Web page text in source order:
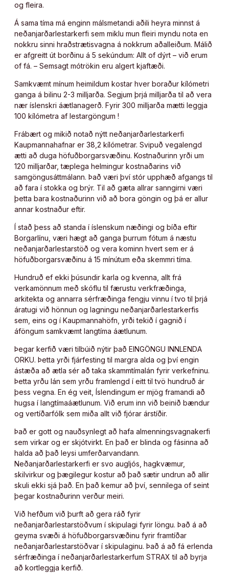
og fleira.
Á sama tíma má enginn málsmetandi aðili heyra minnst á
neðanjarðarlestarkerfi sem miklu mun fleiri myndu nota en
nokkru sinni hraðstrætisvagna á nokkrum aðalleiðum. Málið
er afgreitt út borðinu á 5 sekúndum: Allt of dýrt – við erum
of fá. – Semsagt mótrökin eru algert kjaftæði.
Samkvæmt mínum heimildum kostar hver boraður kílómetri
ganga á bilinu 2-3 milljarða. Segjum þrjá milljarða til að vera
nær íslenskri áætlanagerð. Fyrir 300 milljarða mætti leggja
100 kílómetra af lestargöngum !
Frábært og mikið notað nýtt neðanjarðarlestarkerfi
Kaupmannahafnar er 38,2 kílómetrar. Svipuð vegalengd
ætti að duga höfuðborgarsvæðinu. Kostnaðurinn yrði um
120 milljarðar, tæplega helmingur kostnaðarins við
samgöngusáttmálann. Það væri því stór upphæð afgangs til
að fara í stokka og brýr. Til að gæta allrar sanngirni væri
þetta bara kostnaðurinn við að bora göngin og þá er allur
annar kostnaður eftir.
Í stað þess að standa í íslenskum næðingi og bíða eftir
Borgarlínu, væri hægt að ganga þurrum fótum á næstu
neðanjarðarlestarstöð og vera kominn hvert sem er á
höfuðborgarsvæðinu á 15 mínútum eða skemmri tíma.
Hundruð ef ekki þúsundir karla og kvenna, allt frá
verkamönnum með skóflu til færustu verkfræðinga,
arkitekta og annarra sérfræðinga fengju vinnu í tvo til þrjá
áratugi við hönnun og lagningu neðanjarðarlestarkerfis
sem, eins og í Kaupmannahöfn, yrði tekið í gagnið í
áföngum samkvæmt langtíma áætlunum.
Þegar kerfið væri tilbúið nýtir það EINGÖNGU INNLENDA
ORKU. Þetta yrði fjárfesting til margra alda og því engin
ástæða að ætla sér að taka skammtímalán fyrir verkefninu.
Þetta yrðu lán sem yrðu framlengd í eitt til tvö hundruð ár
þess vegna. En ég veit, Íslendingum er mjög framandi að
hugsa í langtímaáætlunum. Við erum inn við beinið bændur
og vertíðarfólk sem miða allt við fjórar árstíðir.
Það er gott og nauðsynlegt að hafa almenningsvagnakerfi
sem virkar og er skjótvirkt. En það er blinda og fásinna að
halda að það leysi umferðarvandann.
Neðanjarðarlestarkerfi er svo augljós, hagkvæmur,
skilvirkur og þægilegur kostur að það sætir undrun að allir
skuli ekki sjá það. En það kemur að því, sennilega of seint
þegar kostnaðurinn verður meiri.
Við hefðum við þurft að gera ráð fyrir
neðanjarðarlestarstöðvum í skipulagi fyrir löngu. Það á að
geyma svæði á höfuðborgarsvæðinu fyrir framtíðar
neðanjarðarlestarstöðvar í skipulaginu. Það á að fá erlenda
sérfræðinga í neðanjarðarlestarkerfum STRAX til að byrja
að kortleggja kerfið.